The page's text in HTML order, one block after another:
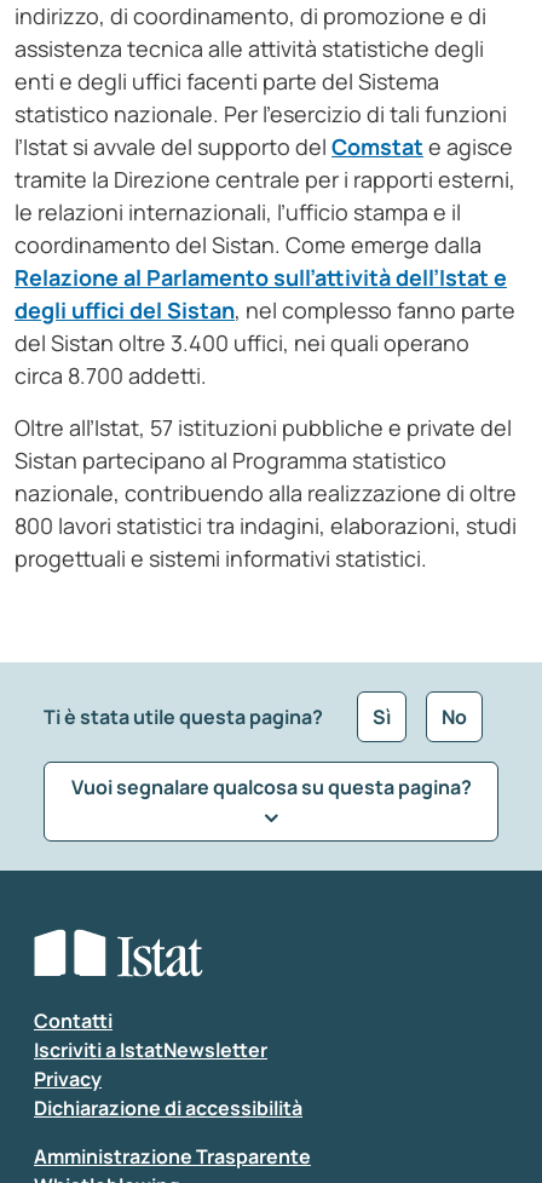
indirizzo, di coordinamento, di promozione e di
assistenza tecnica alle attività statistiche degli
enti e degli uffici facenti parte del Sistema
statistico nazionale. Per l’esercizio di tali funzioni
l’Istat si avvale del supporto del Comstat e agisce
tramite la Direzione centrale per i rapporti esterni,
le relazioni internazionali, l’ufficio stampa e il
coordinamento del Sistan. Come emerge dalla
Relazione al Parlamento sull’attività dell’Istat e
degli uffici del Sistan, nel complesso fanno parte
del Sistan oltre 3.400 uffici, nei quali operano
circa 8.700 addetti.
Oltre all’Istat, 57 istituzioni pubbliche e private del
Sistan partecipano al Programma statistico
nazionale, contribuendo alla realizzazione di oltre
800 lavori statistici tra indagini, elaborazioni, studi
progettuali e sistemi informativi statistici.
Ti è stata utile questa pagina? Sì No
Vuoi segnalare qualcosa su questa pagina?
Seleziona la tipologia della segnalazione
Inserisci il tuo commento
Contatti
Iscriviti a IstatNewsletter
Privacy
Dichiarazione di accessibilità
Amministrazione Trasparente